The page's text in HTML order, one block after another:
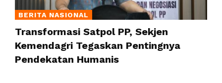
BERITA NASIONAL
Transformasi Satpol PP, Sekjen
Kemendagri Tegaskan Pentingnya
Pendekatan Humanis